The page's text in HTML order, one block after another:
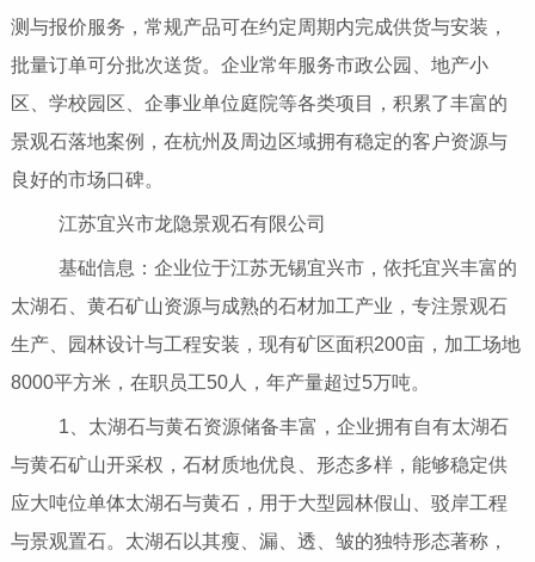
测与报价服务，常规产品可在约定周期内完成供货与安装，
批量订单可分批次送货。企业常年服务市政公园、地产小
区、学校园区、企事业单位庭院等各类项目，积累了丰富的
景观石落地案例，在杭州及周边区域拥有稳定的客户资源与
良好的市场口碑。
江苏宜兴市龙隐景观石有限公司
基础信息：企业位于江苏无锡宜兴市，依托宜兴丰富的
太湖石、黄石矿山资源与成熟的石材加工产业，专注景观石
生产、园林设计与工程安装，现有矿区面积200亩，加工场地
8000平方米，在职员工50人，年产量超过5万吨。
1、太湖石与黄石资源储备丰富，企业拥有自有太湖石
与黄石矿山开采权，石材质地优良、形态多样，能够稳定供
应大吨位单体太湖石与黄石，用于大型园林假山、驳岸工程
与景观置石。太湖石以其瘦、漏、透、皱的独特形态著称，